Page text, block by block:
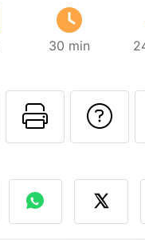
30 min
Enviar esta